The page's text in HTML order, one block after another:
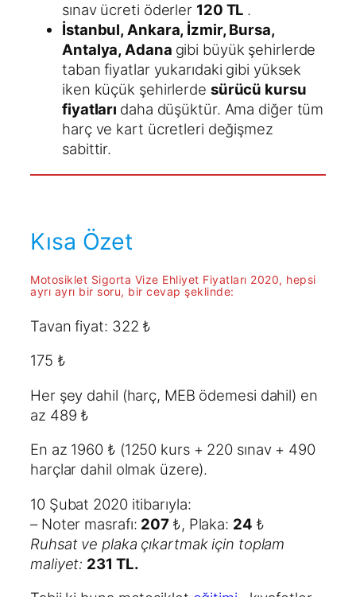
sınav ücreti öderler 120 TL .
İstanbul, Ankara, İzmir, Bursa,
Antalya, Adana gibi büyük şehirlerde
taban fiyatlar yukarıdaki gibi yüksek
iken küçük şehirlerde sürücü kursu
fiyatları daha düşüktür. Ama diğer tüm
harç ve kart ücretleri değişmez
sabittir.
Kısa Özet
Motosiklet Sigorta Vize Ehliyet Fiyatları 2020, hepsi
ayrı ayrı bir soru, bir cevap şeklinde:
Tavan fiyat: 322 ₺
175 ₺
Her şey dahil (harç, MEB ödemesi dahil) en
az 489 ₺
En az 1960 ₺ (1250 kurs + 220 sınav + 490
harçlar dahil olmak üzere).
10 Şubat 2020 itibarıyla:
– Noter masrafı: 207 ₺, Plaka: 24 ₺
Ruhsat ve plaka çıkartmak için toplam
maliyet: 231 TL.